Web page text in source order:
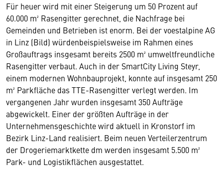
Für heuer wird mit einer Steigerung um 50 Prozent auf
60.000 m² Rasengitter gerechnet, die Nachfrage bei
Gemeinden und Betrieben ist enorm. Bei der voestalpine AG
in Linz (Bild) würdenbeispielsweise im Rahmen eines
Großauftrags insgesamt bereits 2500 m² umweltfreundliche
Rasengitter verbaut. Auch in der SmartCity Living Steyr,
einem modernen Wohnbauprojekt, konnte auf insgesamt 250
m² Parkfläche das TTE-Rasengitter verlegt werden. Im
vergangenen Jahr wurden insgesamt 350 Aufträge
abgewickelt. Einer der größten Aufträge in der
Unternehmensgeschichte wird aktuell in Kronstorf im
Bezirk Linz-Land realisiert. Beim neuen Verteilerzentrum
der Drogeriemarktkette dm werden insgesamt 5.500 m²
Park- und Logistikflächen ausgestattet.